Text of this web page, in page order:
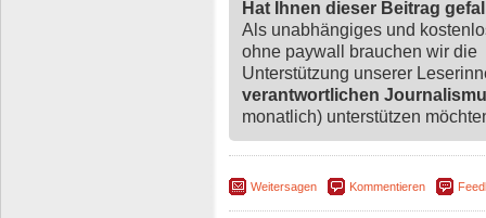
Hat Ihnen dieser Beitrag
Als unabhängiges und
ohne paywall brauchen wir die
Unterstützung unserer
verantwortlichen
monatlich) unterstützen
Weitersagen Kommentieren